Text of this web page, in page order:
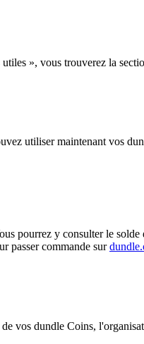
», vous trouverez la
utiliser maintenant vos
pourrez y consulter le
passer commande sur
vos dundle Coins,